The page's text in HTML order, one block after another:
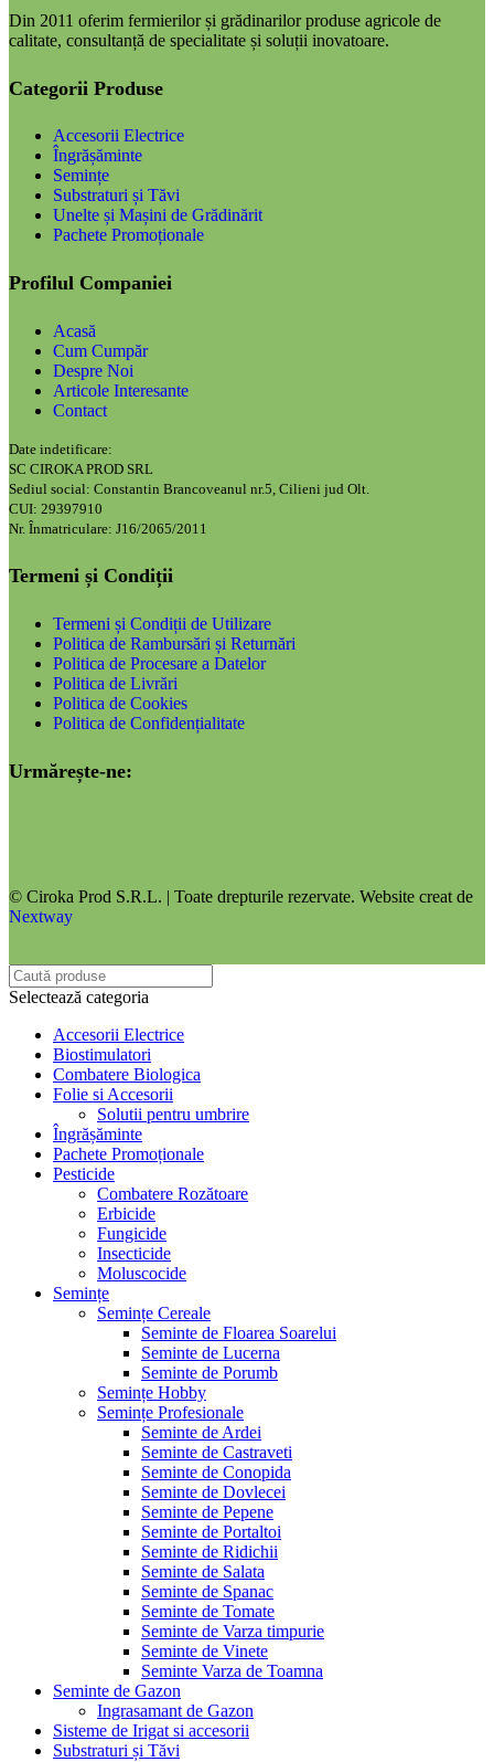
Din 2011 oferim fermierilor și grădinarilor produse agricole de
calitate, consultanță de specialitate și soluții inovatoare.
Categorii Produse
Accesorii Electrice
Îngrășăminte
Semințe
Substraturi și Tăvi
Unelte și Mașini de Grădinărit
Pachete Promoționale
Profilul Companiei
Acasă
Cum Cumpăr
Despre Noi
Articole Interesante
Contact
Date indetificare:
SC CIROKA PROD SRL
Sediul social: Constantin Brancoveanul nr.5, Cilieni jud Olt.
CUI: 29397910
Nr. Înmatriculare: J16/2065/2011
Termeni și Condiții
Termeni și Condiții de Utilizare
Politica de Rambursări și Returnări
Politica de Procesare a Datelor
Politica de Livrări
Politica de Cookies
Politica de Confidențialitate
Urmărește-ne:
© Ciroka Prod S.R.L. | Toate drepturile rezervate. Website creat de
Nextway
Selectează categoria
Accesorii Electrice
Biostimulatori
Combatere Biologica
Folie si Accesorii
Solutii pentru umbrire
Îngrășăminte
Pachete Promoționale
Pesticide
Combatere Rozătoare
Erbicide
Fungicide
Insecticide
Moluscocide
Semințe
Semințe Cereale
Seminte de Floarea Soarelui
Seminte de Lucerna
Seminte de Porumb
Semințe Hobby
Semințe Profesionale
Seminte de Ardei
Seminte de Castraveti
Seminte de Conopida
Seminte de Dovlecei
Seminte de Pepene
Seminte de Portaltoi
Seminte de Ridichii
Seminte de Salata
Seminte de Spanac
Seminte de Tomate
Seminte de Varza timpurie
Seminte de Vinete
Seminte Varza de Toamna
Seminte de Gazon
Ingrasamant de Gazon
Sisteme de Irigat si accesorii
Substraturi și Tăvi